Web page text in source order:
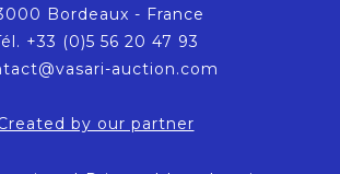
Bordeaux - France
+33 (0)5 56 20 47 93
auction.com
by our partner